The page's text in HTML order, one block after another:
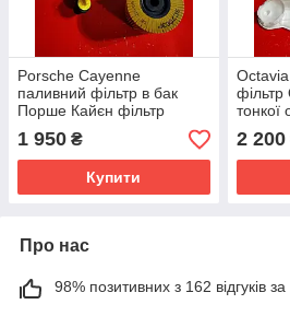
Porsche Cayenne
паливний фільтр в бак
Порше Кайєн фільтр
тонкой очистки 7L0919679
1 950 ₴
Купити
фільтр
тонкої
2 200
Про нас
98% позитивних з 162 відгуків за